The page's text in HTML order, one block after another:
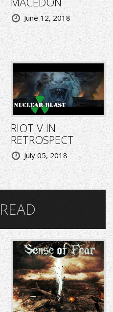
June 12, 2018
RIOT V IN
RETROSPECT
July 05, 2018